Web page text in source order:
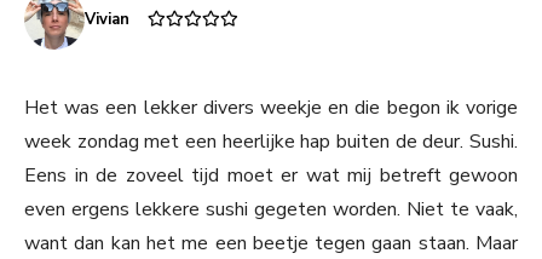
Vivian
Het was een lekker divers weekje en die begon ik vorige
week zondag met een heerlijke hap buiten de deur. Sushi.
Eens in de zoveel tijd moet er wat mij betreft gewoon
even ergens lekkere sushi gegeten worden. Niet te vaak,
want dan kan het me een beetje tegen gaan staan. Maar